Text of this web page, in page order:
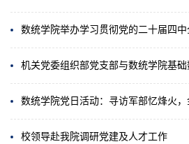
校领导赴我院调研党建及人才工作